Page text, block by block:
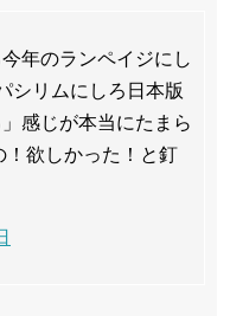
年のランペイジにし
シリムにしろ日本版
感じが本当にたまら
！欲しかった！と釘